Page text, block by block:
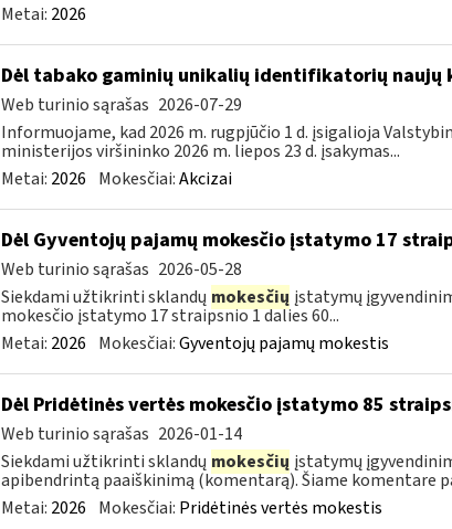
Metai: 2026
Dėl tabako gaminių unikalių identifikatorių
Web turinio sąrašas 2026-07-29
Informuojame, kad 2026 m. rugpjūčio 1 d. įsigalioja
ministerijos viršininko 2026 m. liepos 23 d. įsakymas...
Metai: 2026 Mokesčiai:Akcizai
Dėl Gyventojų pajamų mokesčio įstatymo 17
Web turinio sąrašas 2026-05-28
Siekdami užtikrinti sklandų mokesčių įstatymų
mokesčio įstatymo 17 straipsnio 1 dalies 60...
Metai: 2026 Mokesčiai:Gyventojų pajamų mokestis
Dėl Pridėtinės vertės mokesčio įstatymo 85
Web turinio sąrašas 2026-01-14
Siekdami užtikrinti sklandų mokesčių įstatymų
apibendrintą paaiškinimą (komentarą). Šiame komentare
Metai: 2026 Mokesčiai: Pridėtinės vertės mokestis